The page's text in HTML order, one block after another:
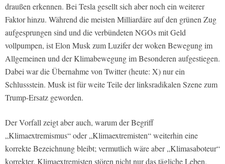
draußen erkennen. Bei Tesla gesellt sich aber noch ein weiterer
Faktor hinzu. Während die meisten Milliardäre auf den grünen Zug
aufgesprungen sind und die verbündeten NGOs mit Geld
vollpumpen, ist Elon Musk zum Luzifer der woken Bewegung im
Allgemeinen und der Klimabewegung im Besonderen aufgestiegen.
Dabei war die Übernahme von Twitter (heute: X) nur ein
Schlussstein. Musk ist für weite Teile der linksradikalen Szene zum
Trump-Ersatz geworden.
Der Vorfall zeigt aber auch, warum der Begriff
„Klimaextremismus“ oder „Klimaextremisten“ weiterhin eine
korrekte Bezeichnung bleibt; vermutlich wäre aber „Klimasaboteur“
korrekter. Klimaextremisten stören nicht nur das tägliche Leben,